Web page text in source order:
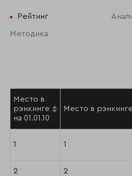
Рейтинг
Методика
Место в
рэнкинге
на 01.01.10
Место в рэнкинге
1 1
2 2